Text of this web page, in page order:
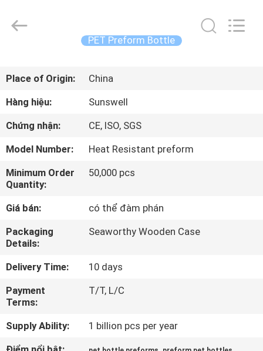
CHỦ
CÁC
SẢN
VỀ
TÔI
QUAN
Machinery
PET Preform Bottle
Place of Origin:
China
Hàng hiệu:
Sunswell
Chứng nhận:
CE, ISO, SGS
Model Number:
Heat Resistant preform
Minimum Order
Quantity:
50,000 pcs
Giá bán:
có thể đàm phán
Packaging
Details:
Seaworthy Wooden Case
Delivery Time:
10 days
Payment
Terms:
T/T, L/C
Supply Ability:
1 billion pcs per year